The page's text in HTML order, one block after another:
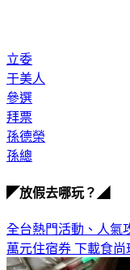
立委
于美人
參選
拜票
孫德榮
孫總
◤放假去哪玩？◢
全台熱門活動、人氣
萬元住宿券 下載食尚